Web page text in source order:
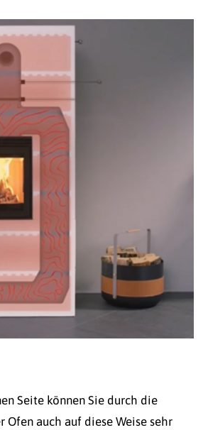
Seite können Sie durch die
auch auf diese Weise sehr